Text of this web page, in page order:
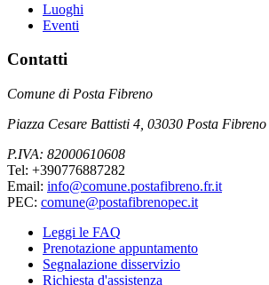
Luoghi
Eventi
Contatti
Comune di Posta Fibreno
Piazza Cesare Battisti 4, 03030 Posta
P.IVA: 82000610608
Tel: +390776887282
Email: info@comune.postafibreno.fr.it
PEC: comune@postafibrenopec.it
Leggi le FAQ
Prenotazione appuntamento
Segnalazione disservizio
Richiesta d'assistenza